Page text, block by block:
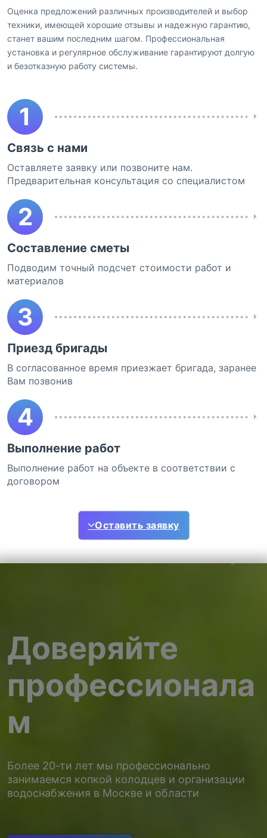
Оценка предложений различных производителей и выбор
техники, имеющей хорошие отзывы и надежную гарантию,
станет вашим последним шагом. Профессиональная
установка и регулярное обслуживание гарантируют долгую
и безотказную работу системы.
1
Связь с нами
Оставляете заявку или позвоните нам.
Предварительная консультация со специалистом
2
Составление сметы
Подводим точный подсчет стоимости работ и
материалов
3
Приезд бригады
В согласованное время приезжает бригада, заранее
Вам позвонив
4
Выполнение работ
Выполнение работ на объекте в соответствии с
договором
Оставить заявку
Доверяйте
профессионала
м
Более 20-ти лет мы профессионально
занимаемся копкой колодцев и организации
водоснабжения в Москве и области